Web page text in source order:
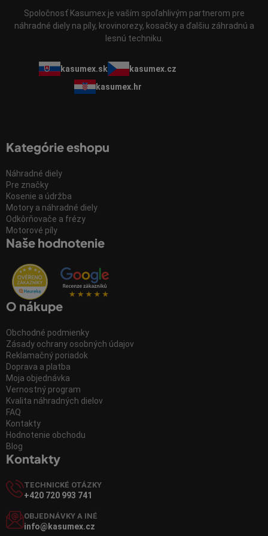
Spoločnosť Kasumex je vaším spoľahlivým partnerom pre
náhradné diely na píly, krovinorezy, kosačky a ďalšiu záhradnú a
lesnú techniku.
kasumex.sk
kasumex.cz
kasumex.hr
Kategórie eshopu
Náhradné diely
Pre značky
Kosenie a údržba
Motory a náhradné diely
Odkôrňovače a frézy
Motorové píly
Naše hodnotenie
O nákupe
Obchodné podmienky
Zásady ochrany osobných údajov
Reklamačný poriadok
Doprava a platba
Moja objednávka
Vernostný program
Kvalita náhradných dielov
FAQ
Kontakty
Hodnotenie obchodu
Blog
Kontakty
TECHNICKÉ OTÁZKY
+420 720 993 741
OBJEDNÁVKY A INÉ
info@kasumex.cz